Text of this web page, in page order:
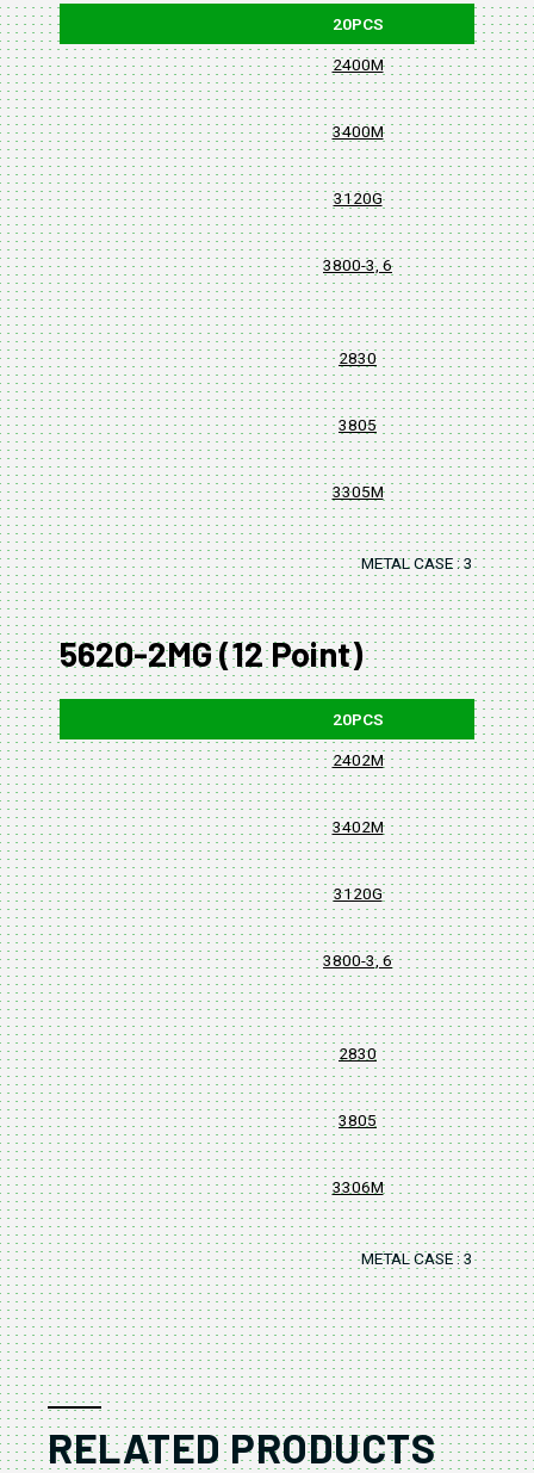
20PCS
2400M
3400M
3120G
3800-3, 6
2830
3805
3305M
METAL CASE :
5620-2MG (12 Point)
20PCS
2402M
3402M
3120G
3800-3, 6
2830
3805
3306M
METAL CASE :
RELATED PRODUCTS